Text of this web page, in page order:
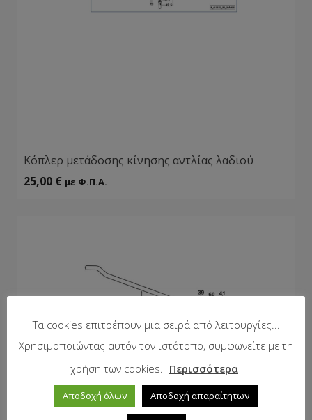
Κόπλερ μετάδοσης κίνησης αντλίας λαδιού
25,00 € με Φ.Π.Α.
Τα cookies επιτρέπουν μια σειρά από λειτουργίες...
Χρησιμοποιώντας αυτόν τον ιστότοπο, συμφωνείτε με τη
χρήση των cookies.
Περισσότερα
Αποδοχή όλων Αποδοχή απαραίτητων